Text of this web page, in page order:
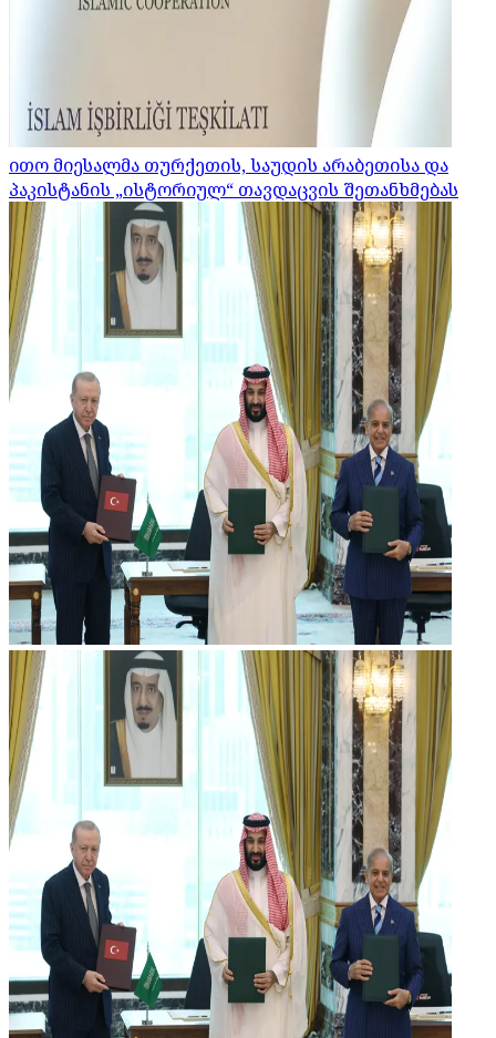
ითო მიესალმა თურქეთის, საუდის არაბეთისა და
პაკისტანის „ისტორიულ“ თავდაცვის შეთანხმებას